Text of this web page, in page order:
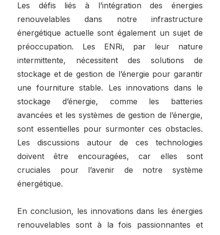
Les défis liés à l’intégration des énergies
renouvelables dans notre infrastructure
énergétique actuelle sont également un sujet de
préoccupation. Les ENRi, par leur nature
intermittente, nécessitent des solutions de
stockage et de gestion de l’énergie pour garantir
une fourniture stable. Les innovations dans le
stockage d’énergie, comme les batteries
avancées et les systèmes de gestion de l’énergie,
sont essentielles pour surmonter ces obstacles.
Les discussions autour de ces technologies
doivent être encouragées, car elles sont
cruciales pour l’avenir de notre système
énergétique.
En conclusion, les innovations dans les énergies
renouvelables sont à la fois passionnantes et